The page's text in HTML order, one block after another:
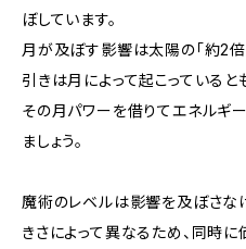
ぼしています。
月が及ぼす影響は太陽の「約2倍
引きは月によって起こっていると
その月パワーを借りてエネルギ
ましょう。
魔術のレベルは影響を及ぼさ
きさによって異なるため、同時に